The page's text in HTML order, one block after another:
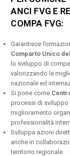
ANCI FVG E
COMPA FVG:
Garantisce
Comparto Unico
lo sviluppo di
valorizzando le
nazionale ed
Si pone come
processi di sviluppo
miglioramento
professionalità
Sviluppa azioni
anche in
territorio regionale.